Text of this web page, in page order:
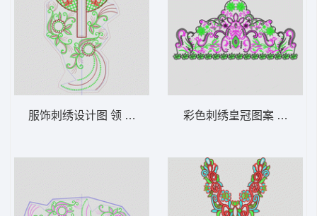
服饰刺绣设计图 领 衣边下摆 中东阿拉伯 泰彩色刺绣皇冠图案 领 衣